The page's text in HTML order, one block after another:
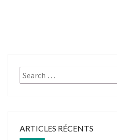
Search
for:
ARTICLES RÉCENTS